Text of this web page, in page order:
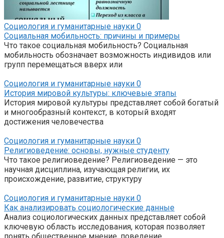
Социология и гуманитарные науки 0
Социальная мобильность: причины и примеры
Что такое социальная мобильность? Социальная
мобильность обозначает возможность индивидов или
групп перемещаться вверх или
Социология и гуманитарные науки 0
История мировой культуры: ключевые этапы
История мировой культуры представляет собой богатый
и многообразный контекст, в который входят
достижения человечества
Социология и гуманитарные науки 0
Религиоведение: основы, нужные студенту
Что такое религиоведение? Религиоведение — это
научная дисциплина, изучающая религии, их
происхождение, развитие, структуру
Социология и гуманитарные науки 0
Как анализировать социологические данные
Анализ социологических данных представляет собой
ключевую область исследования, которая позволяет